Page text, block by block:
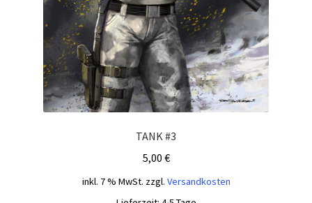
TANK #3
5,00 €
inkl. 7 % MwSt. zzgl. Versandkosten